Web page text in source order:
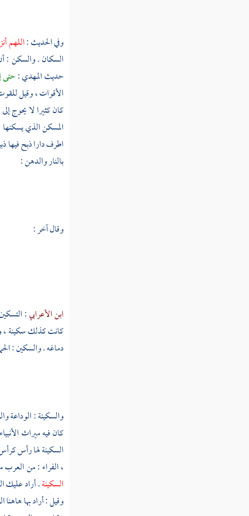
وفي الحديث :اللهم
السكان . والسكن :
حديثالمهدي:حتى
الأقوات ، وقيل
كان كثيرا لا يحوج
المسكن الذي
اطرف دارا ذبح فيها
بالنار والدهن :
وقال آخر :
ابن الأعرابي:
كانت كذلك سكينة ،
دماغه . والسكين :
والسكينة : الوداعة
كان فيه ميراث
السكينة لها رأس
،الفراء: من العرب
السكينة. أراد عليك
وقيل : أراد بها